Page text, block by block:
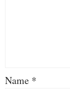
Name *